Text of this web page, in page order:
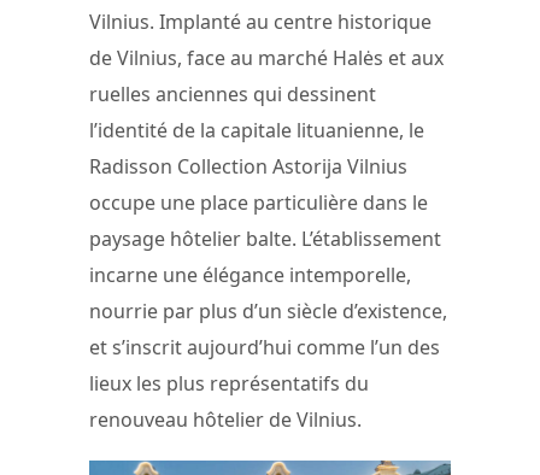
Vilnius. Implanté au centre historique
de Vilnius, face au marché Halės et aux
ruelles anciennes qui dessinent
l’identité de la capitale lituanienne, le
Radisson Collection Astorija Vilnius
occupe une place particulière dans le
paysage hôtelier balte. L’établissement
incarne une élégance intemporelle,
nourrie par plus d’un siècle d’existence,
et s’inscrit aujourd’hui comme l’un des
lieux les plus représentatifs du
renouveau hôtelier de Vilnius.